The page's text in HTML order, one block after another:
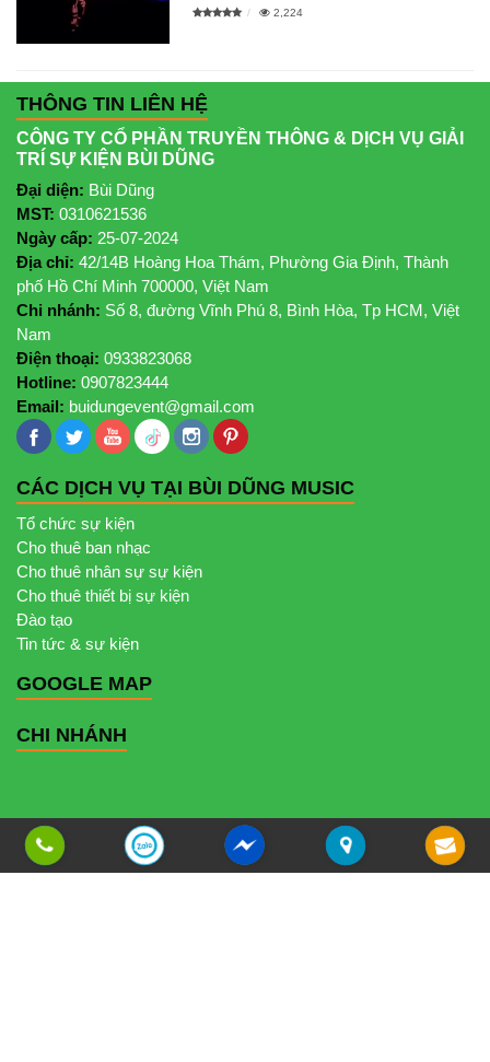
2,224
THÔNG TIN LIÊN HỆ
CÔNG TY CỔ PHẦN TRUYỀN THÔNG & DỊCH VỤ GIẢI
TRÍ SỰ KIỆN BÙI DŨNG
Đại diện: Bùi Dũng
MST: 0310621536
Ngày cấp: 25-07-2024
Địa chỉ: 42/14B Hoàng Hoa Thám, Phường Gia Định, Thành
phố Hồ Chí Minh 700000, Việt Nam
Chi nhánh: Số 8, đường Vĩnh Phú 8, Bình Hòa, Tp HCM, Việt
Nam
Điện thoại: 0933823068
Hotline: 0907823444
Email: buidungevent@gmail.com
CÁC DỊCH VỤ TẠI BÙI DŨNG MUSIC
Tổ chức sự kiện
Cho thuê ban nhạc
Cho thuê nhân sự sự kiện
Cho thuê thiết bị sự kiện
Đào tạo
Tin tức & sự kiện
GOOGLE MAP